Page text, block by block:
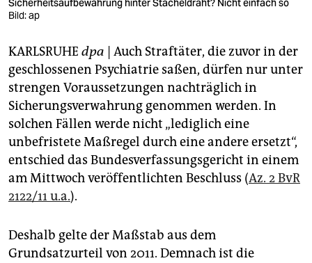
shop
fragen & hilfe
unterstützen
abo
genossenschaft
epaper login
Sicherheitsaufbewahrung hinter Stacheldraht? Nicht einfach so
Bild: ap
KARLSRUHE dpa | Auch Straftäter, die zuvor in der
geschlossenen Psychiatrie saßen, dürfen nur unter
strengen Voraussetzungen nachträglich in
Sicherungsverwahrung genommen werden. In
solchen Fällen werde nicht „lediglich eine
unbefristete Maßregel durch eine andere ersetzt“,
entschied das Bundesverfassungsgericht in einem
am Mittwoch veröffentlichten Beschluss (Az. 2 BvR
2122/11 u.a.).
Deshalb gelte der Maßstab aus dem
Grundsatzurteil von 2011. Demnach ist die